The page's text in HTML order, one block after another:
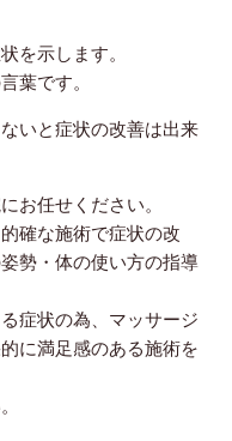
を示します。
葉です。
いと症状の改善は出来
お任せください。
確な施術で症状の改
勢・体の使い方の指導
症状の為、マッサージ
に満足感のある施術を